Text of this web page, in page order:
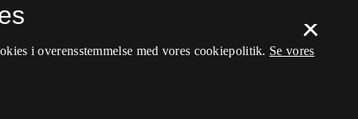
×
i overensstemmelse med vores cookiepolitik. Se vores